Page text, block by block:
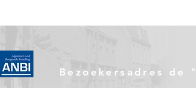
Bezoekersadres de